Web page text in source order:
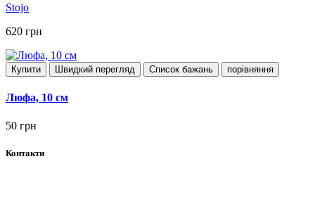
Stojo
620 грн
Купити Швидкий перегляд Список бажань порівняння
Люфа, 10 см
50 грн
Контакти